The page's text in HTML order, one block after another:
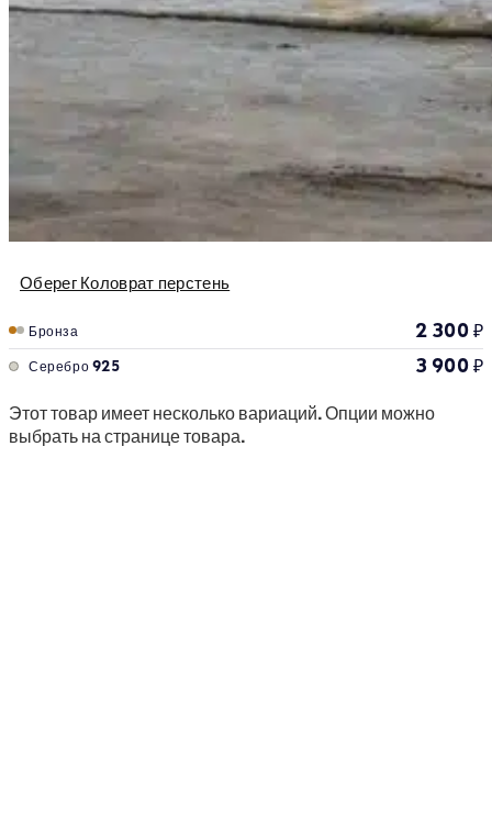
Оберег Коловрат перстень
Бронза 2 300₽
Серебро 925 3 900₽
Этот товар имеет несколько вариаций. Опции можно
выбрать на странице товара.